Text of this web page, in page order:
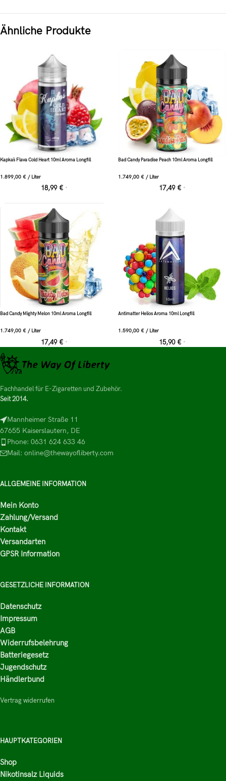
Ähnliche Produkte
Kapka´s Flava Cold Heart 10ml Aroma Longfill
1.899,00 € / Liter
18,99 € *
Bad Candy Paradise Peach 10ml Aroma Longfill
1.749,00 € / Liter
17,49 € *
Bad Candy Mighty Melon 10ml Aroma Longfill
1.749,00 € / Liter
17,49 € *
Antimatter Helios Aroma 10ml Longfill
1.590,00 € / Liter
15,90 € *
Fachhandel für E-Zigaretten und Zubehör.
Seit 2014.
Mannheimer Straße 11
67655 Kaiserslautern, DE
Phone: 0631 624 633 46
Mail: online@thewayofliberty.com
ALLGEMEINE INFORMATION
Mein Konto
Zahlung/Versand
Kontakt
Versandarten
GPSR Information
GESETZLICHE INFORMATION
Datenschutz
Impressum
AGB
Widerrufsbelehrung
Batteriegesetz
Jugendschutz
Händlerbund
Vertrag widerrufen
HAUPTKATEGORIEN
Shop
Nikotinsalz Liquids